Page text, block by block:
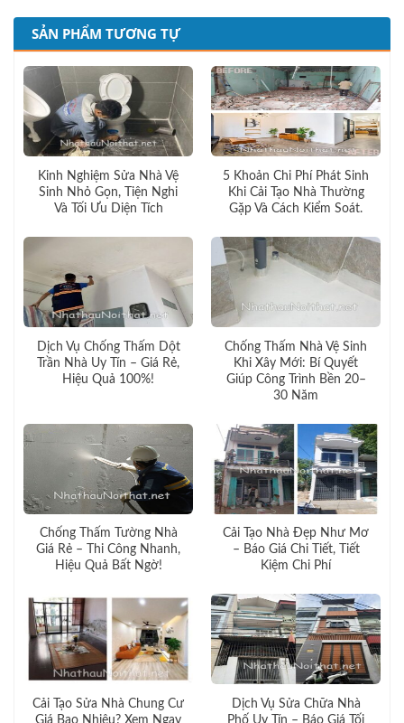
SẢN PHẨM TƯƠNG TỰ
Kinh Nghiệm Sửa Nhà Vệ
Sinh Nhỏ Gọn, Tiện Nghi
Và Tối Ưu Diện Tích
5 Khoản Chi Phí Phát Sinh
Khi Cải Tạo Nhà Thường
Gặp Và Cách Kiểm Soát.
Dịch Vụ Chống Thấm Dột
Trần Nhà Uy Tín – Giá Rẻ,
Hiệu Quả 100%!
Chống Thấm Nhà Vệ Sinh
Khi Xây Mới: Bí Quyết
Giúp Công Trình Bền 20–
30 Năm
Chống Thấm Tường Nhà
Giá Rẻ – Thi Công Nhanh,
Hiệu Quả Bất Ngờ!
Cải Tạo Nhà Đẹp Như Mơ
– Báo Giá Chi Tiết, Tiết
Kiệm Chi Phí
Cải Tạo Sửa Nhà Chung Cư
Dịch Vụ Sửa Chữa Nhà